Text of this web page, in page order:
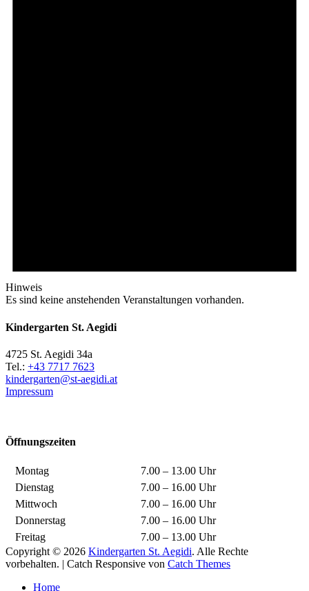
Hinweis
Es sind keine anstehenden Veranstaltungen vorhanden.
Kindergarten St. Aegidi
4725 St. Aegidi 34a
Tel.: +43 7717 7623
kindergarten@st-aegidi.at
Impressum
Öffnungszeiten
Montag
7.00 – 13.00 Uhr
Dienstag
7.00 – 16.00 Uhr
Mittwoch
7.00 – 16.00 Uhr
Donnerstag
7.00 – 16.00 Uhr
Freitag
7.00 – 13.00 Uhr
Copyright © 2026 Kindergarten St. Aegidi. Alle Rechte
vorbehalten. | Catch Responsive von Catch Themes
oben
Home